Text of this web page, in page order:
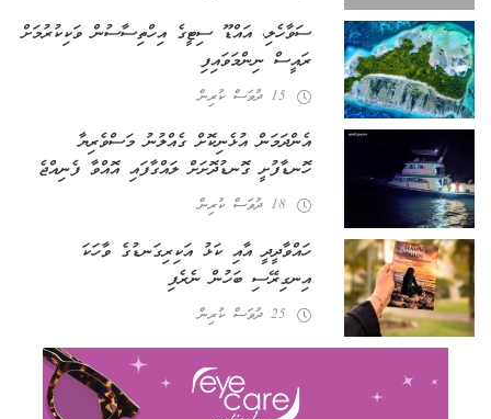
ސަވާހެލި، އައްޑޫ ސިޓީގެ އިހްތިސާސުން ވަކިކުރުމަށް
ރައީސް ނިންމަވައިފި
15 ދުވަސް ކުރިން
އެންދަމަން އުޅެނިކޮށް ގެއްލުނު މަސްވެރިޔާ
ހޮނޑާފުށީ ގޮނޑުދޮށަށް ލައްގާފައި އޮއްވާ ފެނިއްޖެ
18 ދުވަސް ކުރިން
ހައްވާދީދީ އާއި ކަޅު އަކިރިގަނޑުގެ ވާހަކަ
އިނގިރޭސި ބަހުން ނެރެފި
25 ދުވަސް ކުރިން